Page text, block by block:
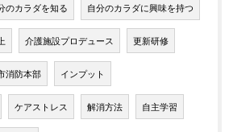
のカラダを知る 自分のカラダに興味を持つ
介護施設プロデュース 更新研修
消防本部 インプット
ケアストレス 解消方法 自主学習